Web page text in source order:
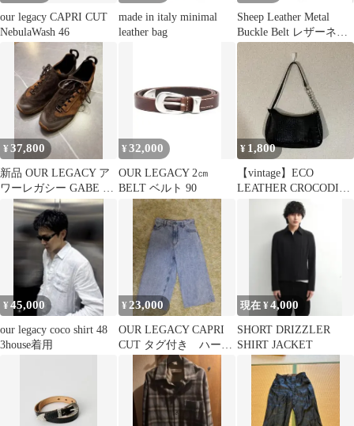
our legacy CAPRI CUT
NebulaWash 46
made in italy minimal
leather bag
Sheep Leather Metal
Buckle Belt レザーネッ
クレス
¥37,800
新品 OUR LEGACY ア
ワーレガシー GABE ス
ニーカー 43 ゲイブ
¥32,000
OUR LEGACY 2㎝
BELT ベルト 90
¥ 1,800
【vintage】ECO
LEATHER CROCODILE
STYLE BAG
¥45,000
our legacy coco shirt 48
3house着用
¥ 23,000
OUR LEGACY CAPRI
CUT タグ付き ハーフ
現在 ¥4,000
SHORT DRIZZLER
SHIRT JACKET